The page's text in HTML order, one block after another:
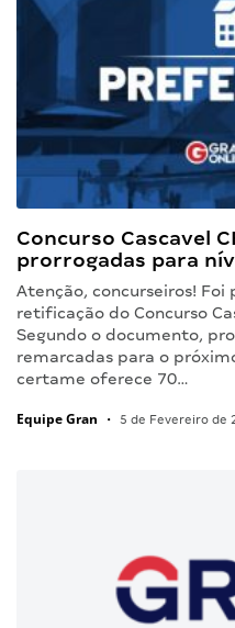
Concurso Cascavel
prorrogadas para
Atenção, concurseiros!
retificação do Concurso
Segundo o documento,
remarcadas para o
certame oferece 70…
Equipe Gran • 5 de Fevereiro de